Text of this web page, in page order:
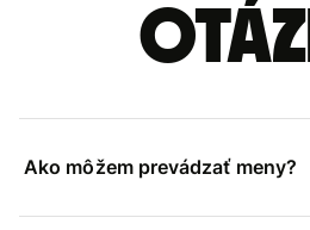
Ako môžem prevádzať meny?